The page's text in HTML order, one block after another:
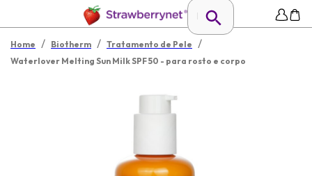
Home / Biotherm / Tratamento de Pele /
Waterlover Melting Sun Milk SPF 50 - para rosto e corpo